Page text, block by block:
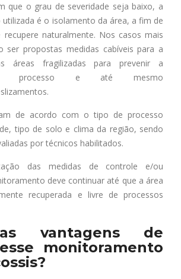
que o grau de severidade seja baixo, a
utilizada é o isolamento da área, a fim de
naturalmente. Nos casos mais
ser propostas medidas cabíveis para a
áreas fragilizadas para prevenir a
processo e até mesmo
de acordo com o tipo de processo
tipo de solo e clima da região, sendo
por técnicos habilitados.
das medidas de controle e/ou
deve continuar até que a área
recuperada e livre de processos
vantagens de
monitoramento
?